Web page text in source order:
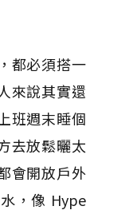
都必須搭一
來說其實還
班週末睡個
去放鬆曬太
會開放戶外
，像 Hype